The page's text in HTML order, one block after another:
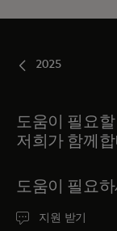
2025
도움이 필요
저희가 함께
도움이 필요
지원 받기